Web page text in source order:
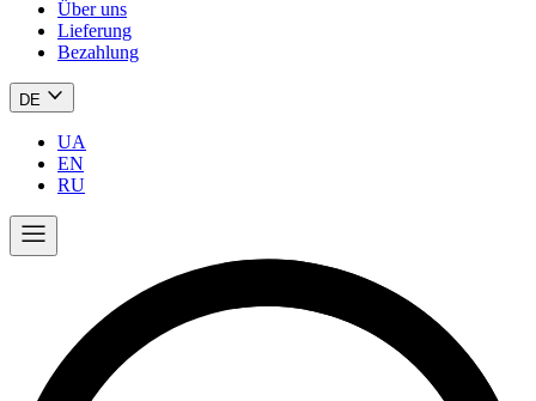
Über uns
Lieferung
Bezahlung
DE
UA
EN
RU